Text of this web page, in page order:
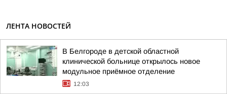
ЛЕНТА НОВОСТЕЙ
В Белгороде в детской областной
клинической больнице открылось новое
модульное приёмное отделение
12:03